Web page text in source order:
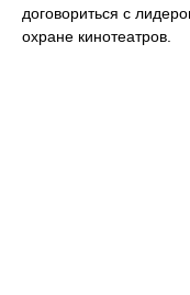
договориться с
охране кинотеатров.